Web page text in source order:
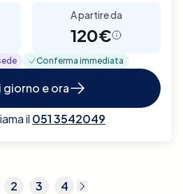
A partire da
120€
Conferma immediata
giorno e ora
il 051 3542049
2 3 4